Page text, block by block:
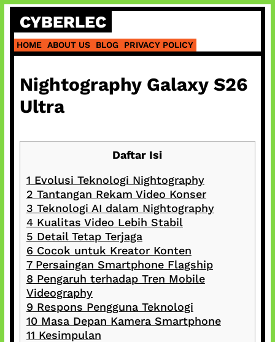
Skip
content
CYBERLEC
HOME ABOUT US BLOG PRIVACY POLICY
Nightography Galaxy S26
Ultra
Daftar Isi
1 Evolusi Teknologi Nightography
2 Tantangan Rekam Video Konser
3 Teknologi AI dalam Nightography
4Kualitas Video Lebih Stabil
5 Detail Tetap Terjaga
6 Cocok untuk Kreator Konten
7Persaingan Smartphone Flagship
8 Pengaruh terhadap Tren Mobile
Videography
9 Respons Pengguna Teknologi
10Masa Depan Kamera Smartphone
11 Kesimpulan